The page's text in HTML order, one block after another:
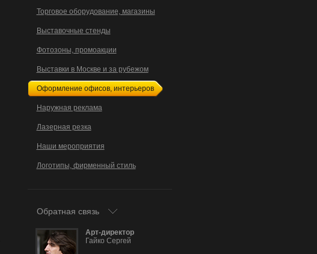
Торговое оборудование, магазины
Выставочные стенды
Фотозоны, промоакции
Выставки в Москве и за рубежом
Оформление офисов, интерьеров
Наружная реклама
Лазерная резка
Наши мероприятия
Логотипы, фирменный стиль
Обратная связь
Арт-директор
Гайко Сергей